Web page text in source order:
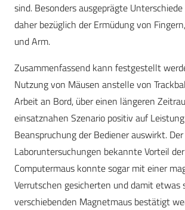
sind. Besonders ausgeprägte
daher bezüglich der Ermüdung von
und Arm.
Zusammenfassend kann festgestellt
Nutzung von Mäusen anstelle von
Arbeit an Bord, über einen längeren
einsatznahen Szenario positiv auf
Beanspruchung der Bediener auswirkt.
Laboruntersuchungen bekannte Vorteil
Computermaus konnte sogar mit einer
Verrutschen gesicherten und damit etwas
verschiebenden Magnetmaus bestätigt